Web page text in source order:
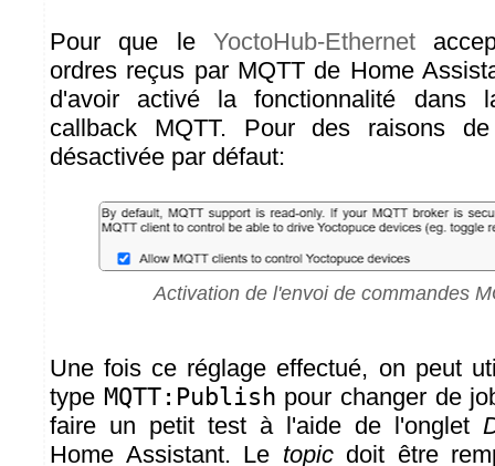
Pour que le YoctoHub-Ethernet
ordres reçus par MQTT de Home
d'avoir activé la fonctionnalité dans
callback MQTT. Pour des raisons
désactivée par défaut:
Activation de l'envoi de commandes
Une fois ce réglage effectué, on peut
type MQTT:Publish pour changer de
faire un petit test à l'aide de l'onglet
Home Assistant. Le topicdoit être